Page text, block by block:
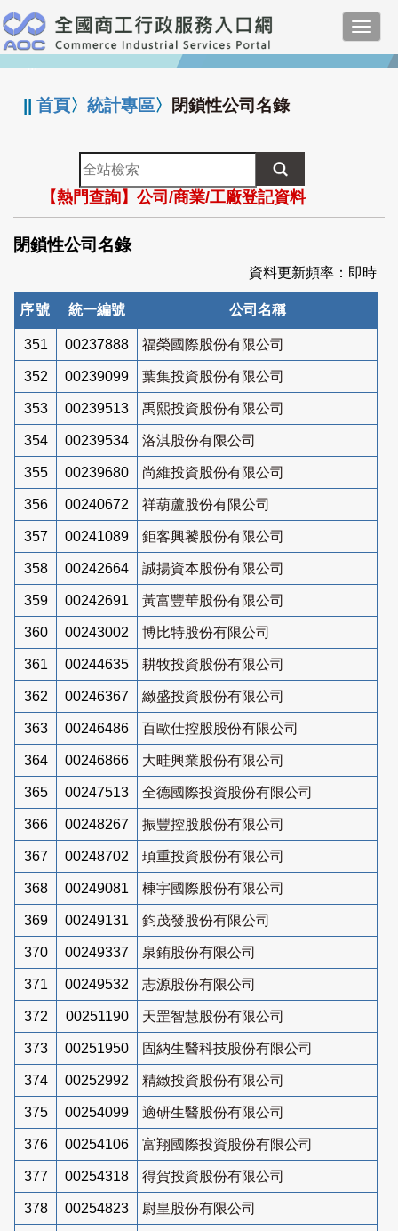
跳
到
主
要
:::
||首頁〉統計專區〉 閉鎖性公司名錄
全
站
檢
索
【熱門查詢】公司/商業/工廠登記資料
閉鎖性公司名錄
資料更新頻率：即時
序號 統一編號 公司名稱
351 00237888 福榮國際股份有限公司
352 00239099 葉集投資股份有限公司
353 00239513 禹熙投資股份有限公司
354 00239534 洛淇股份有限公司
355 00239680 尚維投資股份有限公司
356 00240672 祥葫蘆股份有限公司
357 00241089 鉅客興饕股份有限公司
358 00242664 誠揚資本股份有限公司
359 00242691 黃富豐華股份有限公司
360 00243002 博比特股份有限公司
361 00244635 耕牧投資股份有限公司
362 00246367 緻盛投資股份有限公司
363 00246486 百歐仕控股股份有限公司
364 00246866 大畦興業股份有限公司
365 00247513 全德國際投資股份有限公司
366 00248267 振豐控股股份有限公司
367 00248702 頊重投資股份有限公司
368 00249081 棟宇國際股份有限公司
369 00249131 鈞茂發股份有限公司
370 00249337 泉銪股份有限公司
371 00249532 志源股份有限公司
372 00251190 天罡智慧股份有限公司
373 00251950 固納生醫科技股份有限公司
374 00252992 精緻投資股份有限公司
375 00254099 適研生醫股份有限公司
376 00254106 富翔國際投資股份有限公司
377 00254318 得賀投資股份有限公司
378 00254823 尉皇股份有限公司